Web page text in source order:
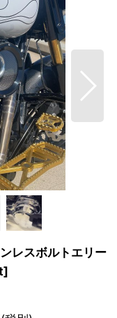
レスボルトエリー
]